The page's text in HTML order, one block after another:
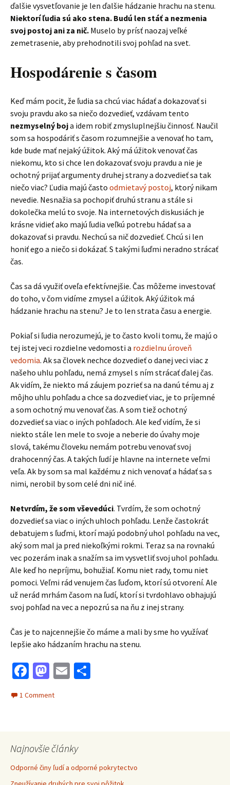
ďalšie vysvetľovanie je len ďalšie hádzanie hrachu na stenu.
Niektorí ľudia sú ako stena. Budú len stáť a nezmenia
svoj postoj ani za nič. Muselo by prísť naozaj veľké
zemetrasenie, aby prehodnotili svoj pohľad na svet.
Hospodárenie s časom
Keď mám pocit, že ľudia sa chcú viac hádať a dokazovať si
svoju pravdu ako sa niečo dozvedieť, vzdávam tento
nezmyselný boja idem robiť zmysluplnejšiu činnosť. Naučil
som sa hospodáriť s časom rozumnejšie a venovať ho tam,
kde bude mať nejaký úžitok. Aký má úžitok venovať čas
niekomu, kto si chce len dokazovať svoju pravdu a nie je
ochotný prijať argumenty druhej strany a dozvedieť sa tak
niečo viac? Ľudia majú často odmietavý postoj, ktorý nikam
nevedie. Nesnažia sa pochopiť druhú stranu a stále si
dokolečka melú to svoje. Na internetových diskusiách je
krásne vidieť ako majú ľudia veľkú potrebu hádať sa a
dokazovať si pravdu. Nechcú sa nič dozvedieť. Chcú si len
honiť ego a niečo si dokázať. S takými ľuďmi neradno strácať
čas.
Čas sa dá využiť oveľa efektívnejšie. Čas môžeme investovať
do toho, v čom vidíme zmysel a úžitok. Aký úžitok má
hádzanie hrachu na stenu? Je to len strata času a energie.
Pokiaľ si ľudia nerozumejú, je to často kvoli tomu, že majú o
tej istej veci rozdielne vedomosti a rozdielnu úroveň
vedomia. Ak sa človek nechce dozvedieť o danej veci viac z
našeho uhlu pohľadu, nemá zmysel s ním strácať ďalej čas.
Ak vidím, že niekto má záujem pozrieť sa na danú tému aj z
môjho uhlu pohľadu a chce sa dozvedieť viac, je to príjemné
a som ochotný mu venovať čas. A som tiež ochotný
dozvedieť sa viac o iných pohľadoch. Ale keď vidím, že si
niekto stále len mele to svoje a neberie do úvahy moje
slová, takému človeku nemám potrebu venovať svoj
drahocenný čas. A takých ľudí je hlavne na internete veľmi
veľa. Ak by som sa mal každému z nich venovať a hádať sa s
nimi, nerobil by som celé dni nič iné.
Netvrdím, že som vševedúci. Tvrdím, že som ochotný
dozvedieť sa viac o iných uhloch pohľadu. Lenže častokrát
debatujem s ľuďmi, ktorí majú podobný uhol pohľadu na vec,
aký som mal ja pred niekoľkými rokmi. Teraz sa na rovnakú
vec pozerám inak a snažím sa im vysvetliť svoj uhol pohľadu.
Ale keď ho nepríjmu, bohužiaľ. Komu niet rady, tomu niet
pomoci. Veľmi rád venujem čas ľuďom, ktorí sú otvorení. Ale
už nerád mrhám časom na ľudí, ktorí si tvrdohlavo obhajujú
svoj pohľad na vec a nepozrú sa na ňu z inej strany.
Čas je to najcennejšie čo máme a mali by sme ho využívať
lepšie ako hádzaním hrachu na stenu.
Facebook
Mastodon
Email
1 Comment
Najnovšie články
Odporné činy ľudí a odporné pokrytectvo